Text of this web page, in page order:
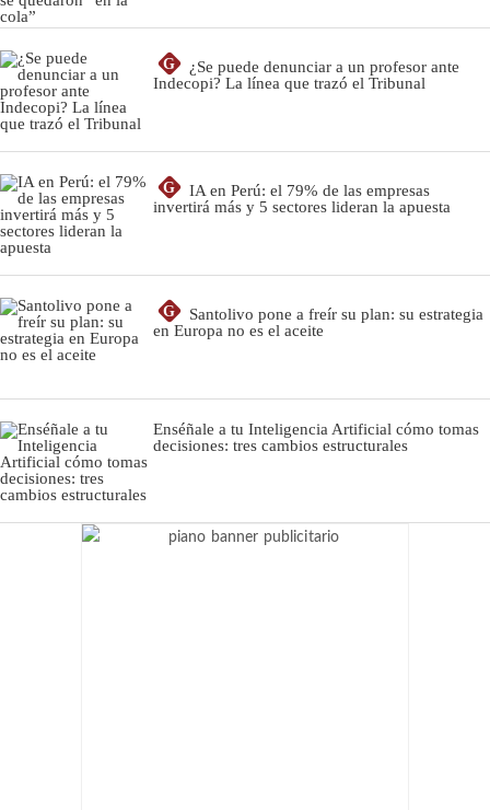
G
¿Se puede denunciar a un profesor ante
Indecopi? La línea que trazó el Tribunal
G
IA en Perú: el 79% de las empresas
invertirá más y 5 sectores lideran la apuesta
G
Santolivo pone a freír su plan: su estrategia
en Europa no es el aceite
Enséñale a tu Inteligencia Artificial cómo tomas
decisiones: tres cambios estructurales